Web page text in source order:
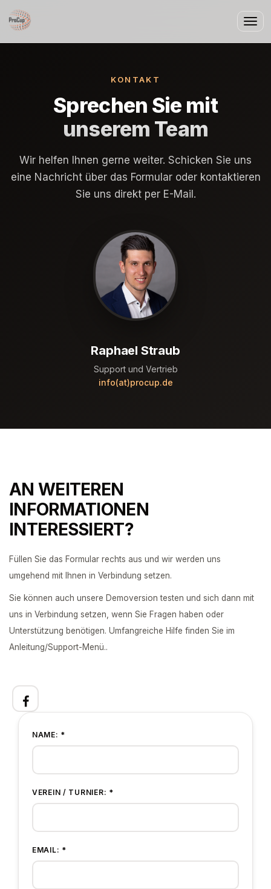
KONTAKT
Sprechen Sie mit
unserem Team
Wir helfen Ihnen gerne weiter. Schicken Sie uns
eine Nachricht über das Formular oder kontaktieren
Sie uns direkt per E-Mail.
Raphael Straub
Support und Vertrieb
info(at)procup.de
AN WEITEREN
INFORMATIONEN
INTERESSIERT?
Füllen Sie das Formular rechts aus und wir werden uns
umgehend mit Ihnen in Verbindung setzen.
Sie können auch unsere Demoversion testen und sich dann mit
uns in Verbindung setzen, wenn Sie Fragen haben oder
Unterstützung benötigen. Umfangreiche Hilfe finden Sie im
Anleitung/Support-Menü..
NAME: *
VEREIN / TURNIER: *
EMAIL: *